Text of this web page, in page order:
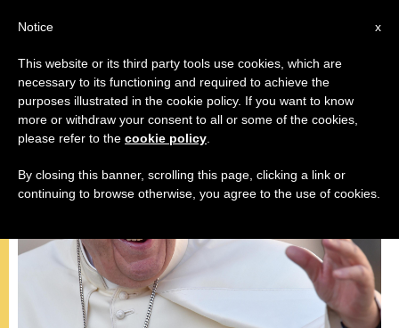
المقابلة العامة
x
Notice
This website or its third party tools use cookies, which are
necessary to its functioning and required to achieve the
purposes illustrated in the cookie policy. If you want to know
more or withdraw your consent to all or some of the cookies,
please refer to the cookie policy
By closing this banner, scrolling this page, clicking a link or
continuing to browse otherwise, you agree to the use of cookies.